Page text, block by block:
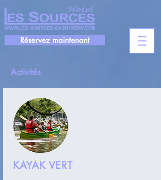
Réservez maintenant
Activités
KAYAK VERT